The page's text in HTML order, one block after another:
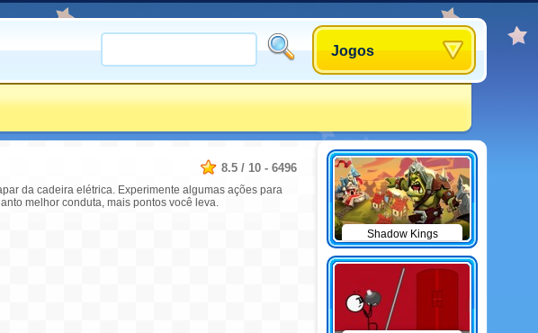
Jogos
8.5 / 10 - 6496
da cadeira elétrica. Experimente algumas ações para
melhor conduta, mais pontos você leva.
Shadow Kings